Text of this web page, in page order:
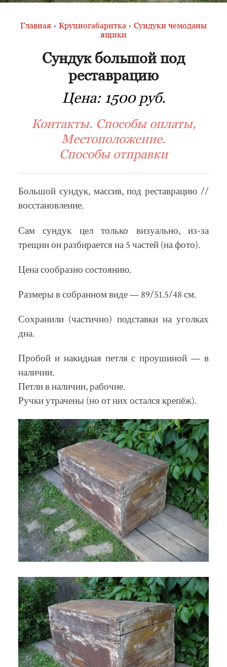
Главная › Крупногабаритка › Сундуки чемоданы
ящики
Сундук большой под
реставрацию
Цена: 1500 руб.
Контакты. Способы оплаты,
Местоположение.
Способы отправки
Большой сундук, массив, под реставрацию //
восстановление.
Сам сундук цел только визуально, из-за
трещин он разбирается на 5 частей (на фото).
Цена сообразно состоянию.
Размеры в собранном виде — 89/51.5/48 см.
Сохранили (частично) подставки на уголках
дна.
Пробой и накидная петля с проушиной — в
наличии.
Петли в наличии, рабочие.
Ручки утрачены (но от них остался крепёж).